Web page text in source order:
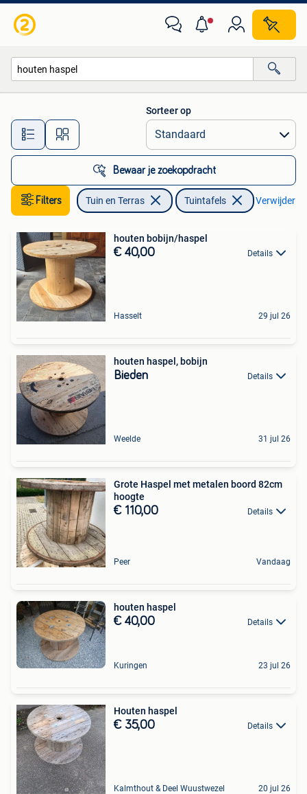
Alle afstanden…
Sorteer op
Bewaar je zoekopdracht
Filters Tuin en Terras Tuintafels Verwijder
houten bobijn/haspel
€ 40,00 Details
Hasselt 29 jul 26
houten haspel, bobijn
Bieden Details
Weelde 31 jul 26
Grote Haspel met metalen boord 82cm
hoogte
€ 110,00 Details
Peer Vandaag
houten haspel
€ 40,00 Details
Kuringen 23 jul 26
Houten haspel
€ 35,00 Details
Kalmthout & Deel Wuustwezel 20 jul 26